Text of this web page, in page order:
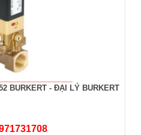
BURKERT - ĐẠI LÝ BURKERT